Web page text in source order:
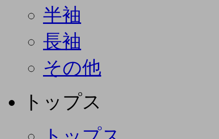
半袖
長袖
その他
トップス